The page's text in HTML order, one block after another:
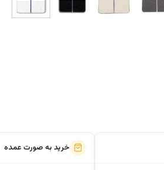
خرید به صورت عمده